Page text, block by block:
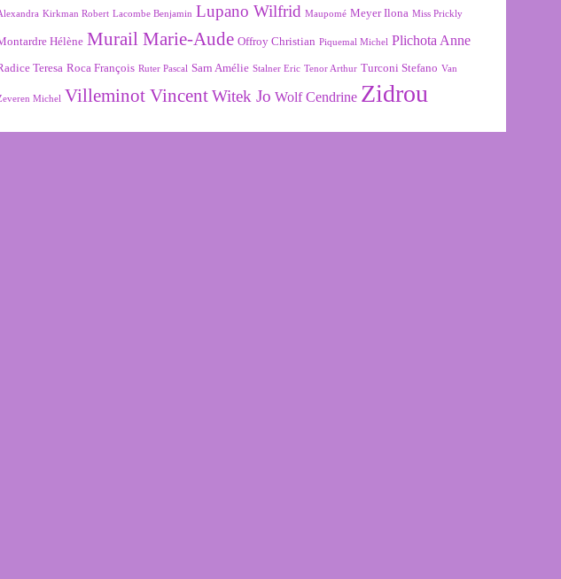
Kirkman Robert Lacombe Benjamin Lupano Wilfrid Maupomé Meyer Ilona Miss Prickly
Hélène Murail Marie-Aude Offroy Christian Piquemal Michel Plichota Anne
Teresa Roca François Ruter Pascal Sarn Amélie Stalner Eric Tenor Arthur Turconi Stefano Van
Michel Villeminot Vincent Witek Jo Wolf Cendrine Zidrou